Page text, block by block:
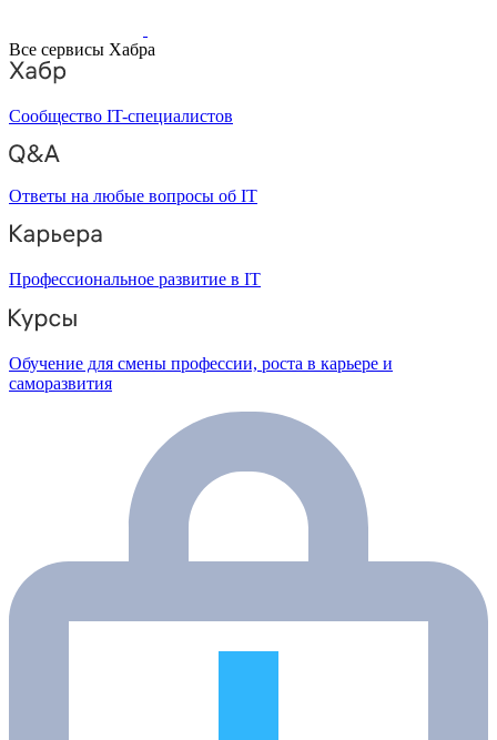
Все сервисы Хабра
Сообщество IT-специалистов
Ответы на любые вопросы об IT
Профессиональное развитие в IT
Обучение для смены профессии, роста в карьере и
саморазвития